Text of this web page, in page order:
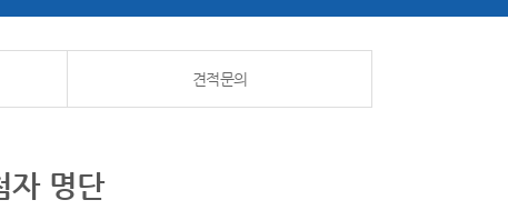
견적문의
자 명단